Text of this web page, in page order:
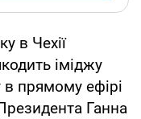
в Чехії
іміджу
в прямому ефірі
Ганна